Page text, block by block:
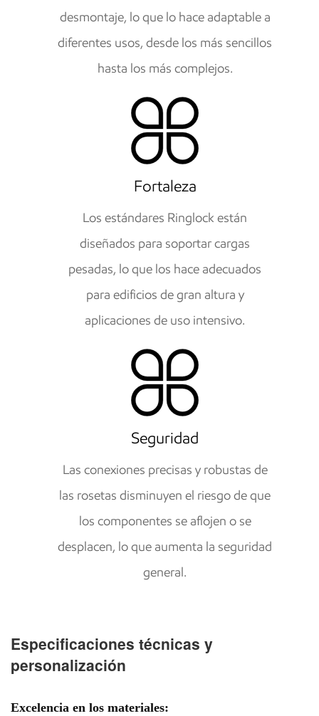
desmontaje, lo que lo hace adaptable a
diferentes usos, desde los más sencillos
hasta los más complejos.
Fortaleza
Los estándares Ringlock están
diseñados para soportar cargas
pesadas, lo que los hace adecuados
para edificios de gran altura y
aplicaciones de uso intensivo.
Seguridad
Las conexiones precisas y robustas de
las rosetas disminuyen el riesgo de que
los componentes se aflojen o se
desplacen, lo que aumenta la seguridad
general.
Especificaciones técnicas y
personalización
Excelencia en los materiales: